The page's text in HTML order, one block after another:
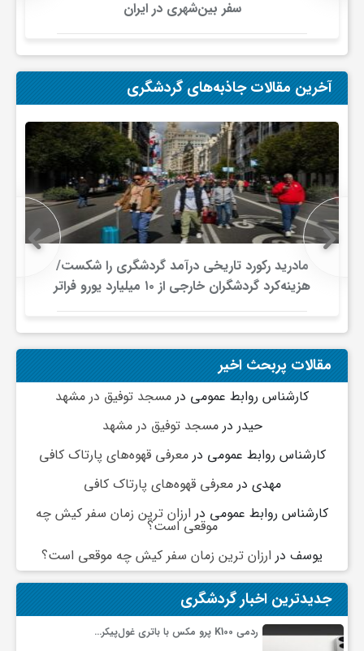
سفر بین‌شهری در ایران
آخرین مقالات جاذبه‌های گردشگری
مادرید رکورد تاریخی درآمد گردشگری را شکست/
هزینه‌کرد گردشگران خارجی از ۱۰ میلیارد یورو فراتر
رفت
مقالات پربحث اخیر
کارشناس روابط عمومی در مسجد توفیق در مشهد
حیدر درمسجد توفیق در مشهد
کارشناس روابط عمومی درمعرفی قهوه‌های پارتاک کافی
مهدی درمعرفی قهوه‌های پارتاک کافی
کارشناس روابط عمومی در ارزان ترین زمان سفر کیش چه
موقعی است؟
یوسف در ارزان ترین زمان سفر کیش چه موقعی است؟
جدیدترین اخبار گردشگری
ردمی K100 پرو مکس با باتری غول‌پیکر…